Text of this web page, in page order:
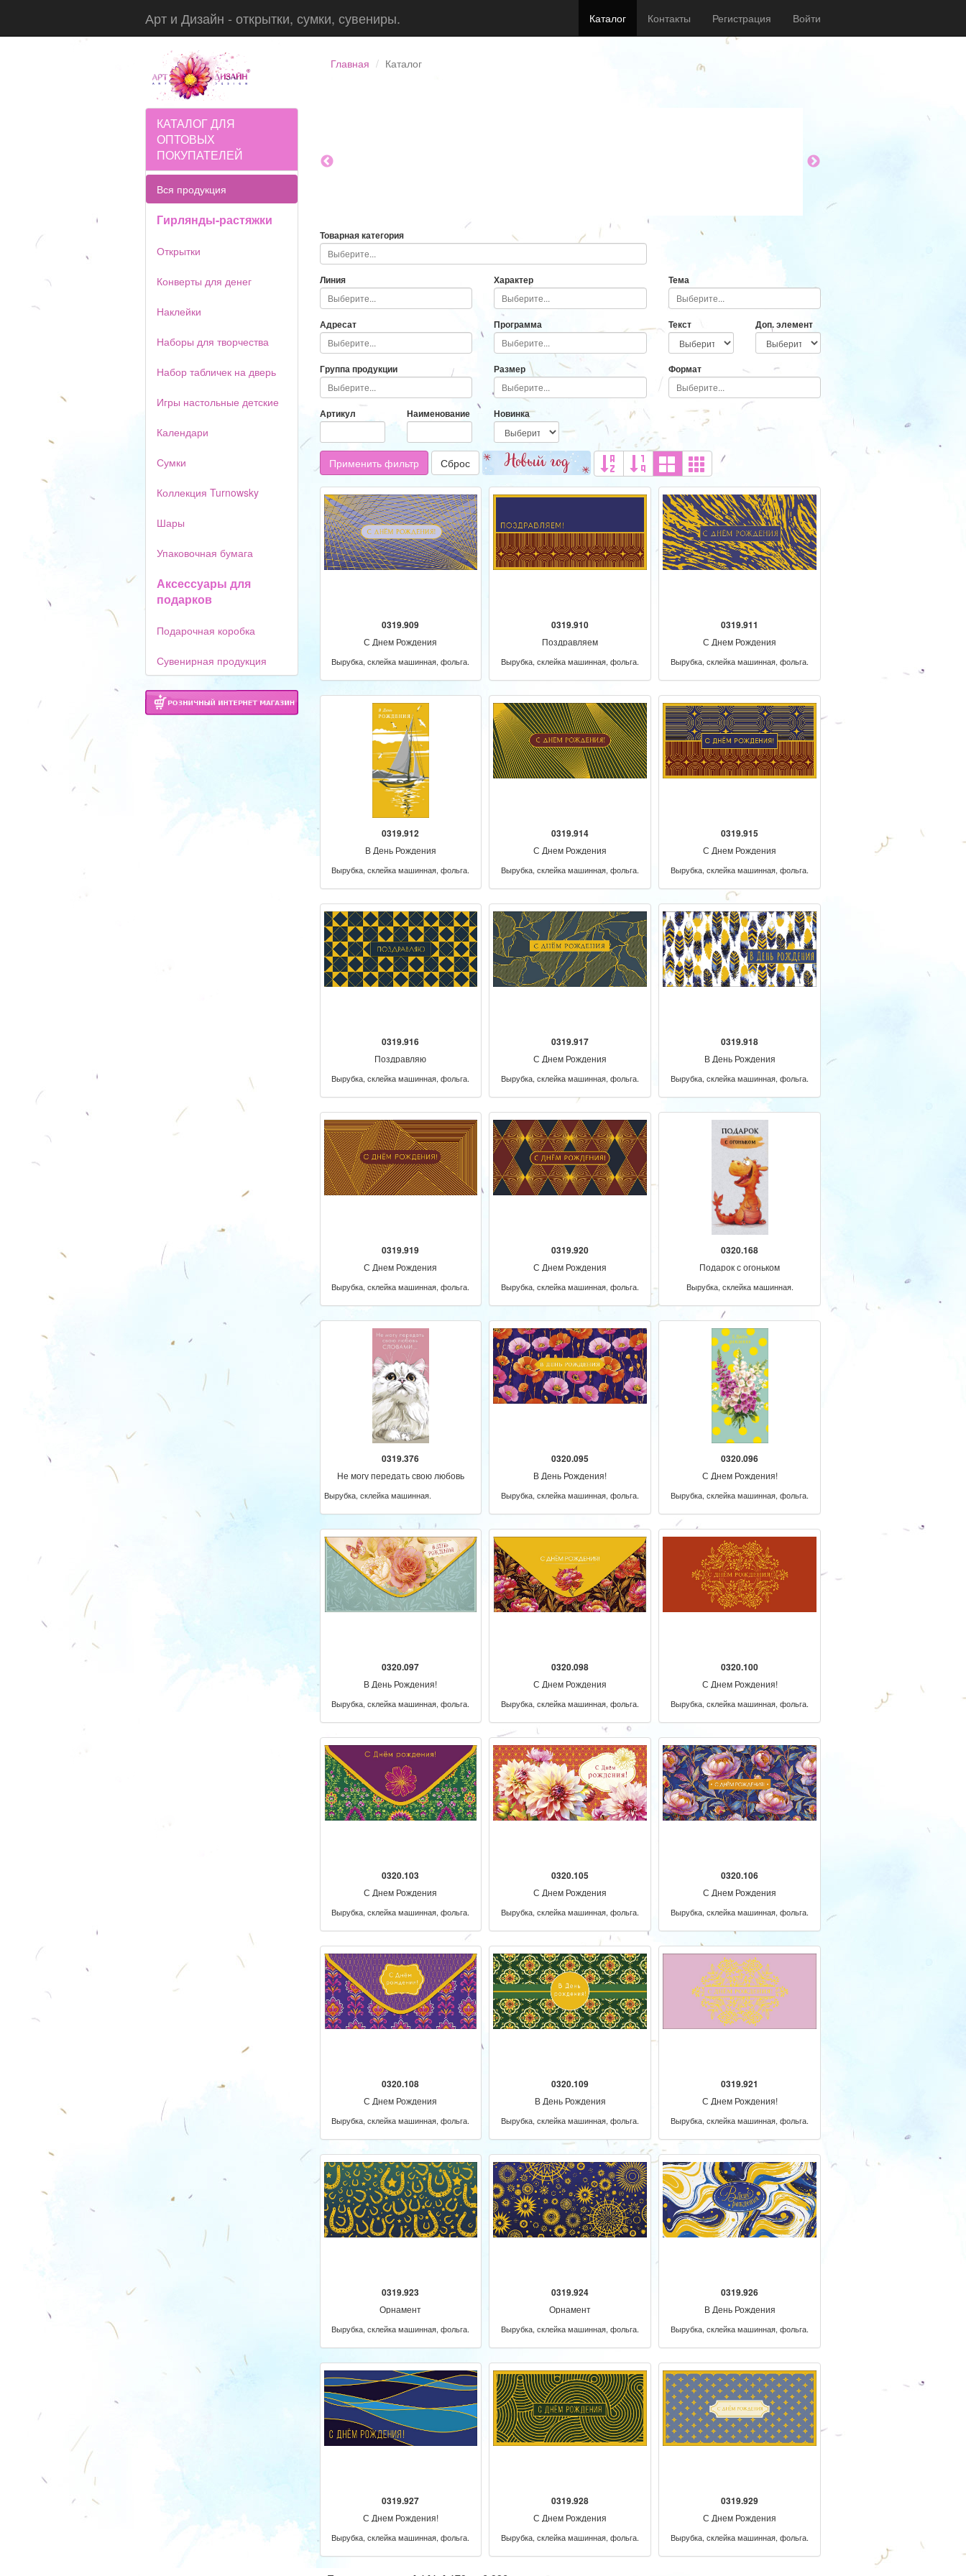
Арт и Дизайн - открытки, сумки, сувениры. Каталог Контакты Регистрация Войти
Главная Каталог
КАТАЛОГ ДЛЯ
ОПТОВЫХ
ПОКУПАТЕЛЕЙ
Вся продукция
Гирлянды-растяжки
Открытки
Конверты для денег
Наклейки
Наборы для творчества
Набор табличек на дверь
Игры настольные детские
Календари
Сумки
Коллекция Turnowsky
Шары
Упаковочная бумага
Аксессуары для
подарков
Подарочная коробка
Сувенирная продукция
Товарная категория
Линия Характер Тема
Адресат Программа Текст Доп. элемент
Группа продукции Размер Формат
Артикул Наименование Новинка
Применить фильтр Сброс
0319.909
С Днем Рождения
Вырубка, склейка машинная, фольга.
0319.910
Поздравляем
Вырубка, склейка машинная, фольга.
0319.911
С Днем Рождения
Вырубка, склейка машинная, фольга.
0319.912
В День Рождения
Вырубка, склейка машинная, фольга.
0319.914
С Днем Рождения
Вырубка, склейка машинная, фольга.
0319.915
С Днем Рождения
Вырубка, склейка машинная, фольга.
0319.916
Поздравляю
Вырубка, склейка машинная, фольга.
0319.917
С Днем Рождения
Вырубка, склейка машинная, фольга.
0319.918
В День Рождения
Вырубка, склейка машинная, фольга.
0319.919
С Днем Рождения
Вырубка, склейка машинная, фольга.
0319.920
С Днем Рождения
Вырубка, склейка машинная, фольга.
0320.168
Подарок с огоньком
Вырубка, склейка машинная.
0319.376
Не могу передать свою любовь
словами...
Вырубка, склейка машинная.
0320.095
В День Рождения!
Вырубка, склейка машинная, фольга.
0320.096
С Днем Рождения!
Вырубка, склейка машинная, фольга.
0320.097
В День Рождения!
Вырубка, склейка машинная, фольга.
0320.098
С Днем Рождения
Вырубка, склейка машинная, фольга.
0320.100
С Днем Рождения!
Вырубка, склейка машинная, фольга.
0320.103
С Днем Рождения
Вырубка, склейка машинная, фольга.
0320.105
С Днем Рождения
Вырубка, склейка машинная, фольга.
0320.106
С Днем Рождения
Вырубка, склейка машинная, фольга.
0320.108
С Днем Рождения
Вырубка, склейка машинная, фольга.
0320.109
В День Рождения
Вырубка, склейка машинная, фольга.
0319.921
С Днем Рождения!
Вырубка, склейка машинная, фольга.
0319.923
Орнамент
Вырубка, склейка машинная, фольга.
0319.924
Орнамент
Вырубка, склейка машинная, фольга.
0319.926
В День Рождения
Вырубка, склейка машинная, фольга.
0319.927
С Днем Рождения!
Вырубка, склейка машинная, фольга.
0319.928
С Днем Рождения
Вырубка, склейка машинная, фольга.
0319.929
С Днем Рождения
Вырубка, склейка машинная, фольга.